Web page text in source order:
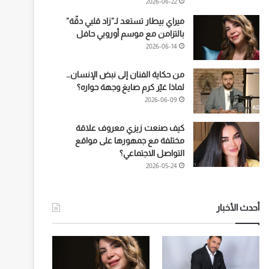
ميراي بيطار تستعد لـ”زاد قلبي دقّة”
بالتزامن مع موسم أوروبي حافل
2026-06-14
من حكاية الفنان إلى نبض الإنسان…
لماذا غيّر كرم صايغ وجهة حواره؟
2026-06-09
كيف صنعت زيزي معروف علاقة
مختلفة مع جمهورها على مواقع
التواصل الاجتماعي؟
2026-05-24
أحدث الأخبار